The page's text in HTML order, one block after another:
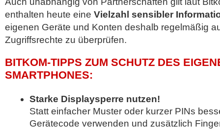
enthalten heute eine Vielzahl sensibler
eigenen Geräte und Konten deshalb regelmäßig
Zugriffsrechte zu überprüfen.
BITKOM-TIPPS ZUM SCHUTZ DES
SMARTPHONES:
Starke Displaysperre nutzen!
Statt einfacher Muster oder kurzer PINs
Gerätecode verwenden und zusätzlich